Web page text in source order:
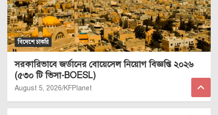
বিদেশে চাকরি
সরকারিভাবে জর্ডানের বোয়েসেল নিয়োগ বিজ্ঞপ্তি ২০২৬
(৫৩০ টি ভিসা-BOESL)
August 5, 2026 KFPlanet